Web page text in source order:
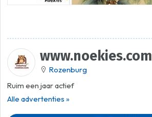
www.noekies.com
Rozenburg
Ruim een jaar actief
Alle advertenties »